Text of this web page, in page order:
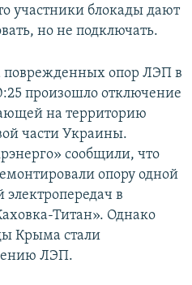
участники блокады дают
но не подключать.
поврежденных опор ЛЭП в
произошло отключение
на территорию
части Украины.
сообщили, что
опору одной
в
Титан». Однако
Крыма стали
ЛЭП.